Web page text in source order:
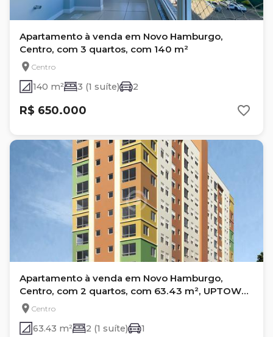
Apartamento à venda em Novo Hamburgo,
Centro, com 3 quartos, com 140 m²
Centro
140 m² 3 (1 suíte) 2
R$ 650.000
Apartamento à venda em Novo Hamburgo,
Centro, com 2 quartos, com 63.43 m², UPTOWN
RESIDENCE
Centro
63.43 m² 2 (1 suíte) 1